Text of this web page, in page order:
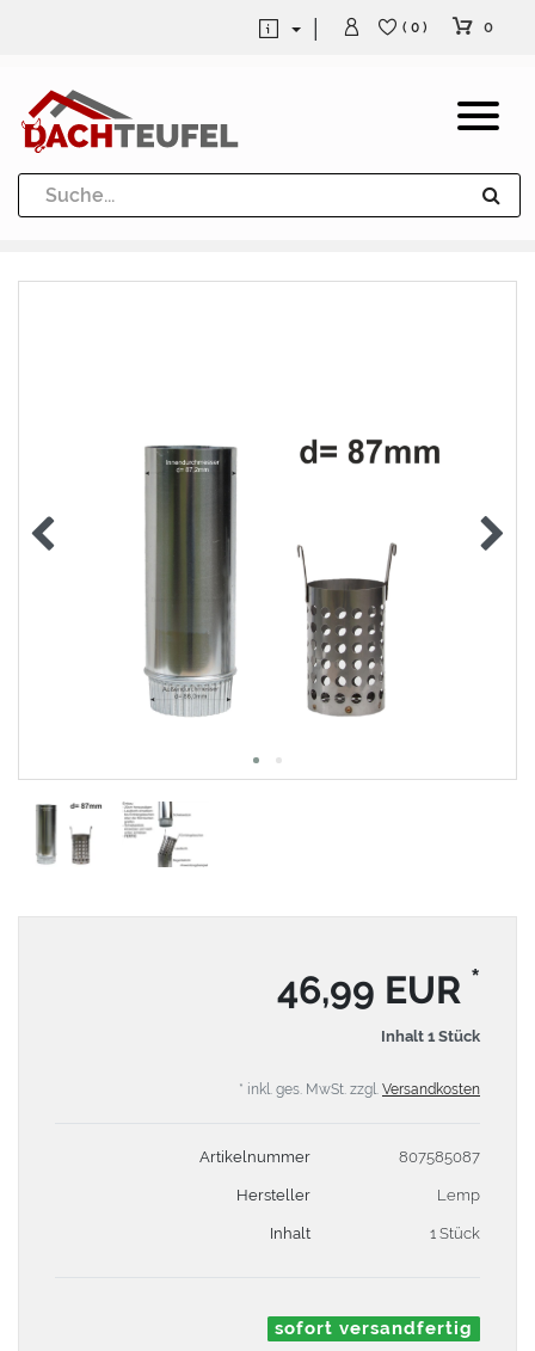
Dachrinne und Fallrohre
Werkzeuge und Löttechnik
( 0 ) 0
46,99 EUR *
Inhalt 1 Stück
* inkl. ges. MwSt. zzgl. Versandkosten
Artikelnummer 807585087
Hersteller Lemp
Inhalt 1 Stück
sofort versandfertig